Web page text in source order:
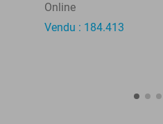
Online
Vendu : 184.413